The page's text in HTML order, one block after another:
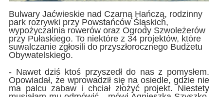
Bulwary Jaćwieskie nad Czarną Hańczą, rodzinny
park rozrywki przy Powstańców Śląskich,
wypożyczalnia rowerów oraz Ogrody Szwoleżerów
przy Pułaskiego. To niektóre z 34 projektów, które
suwalczanie zgłosili do przyszłorocznego Budżetu
Obywatelskiego.
- Nawet dziś ktoś przyszedł do nas z pomysłem.
Opowiadał, że wprowadził się na osiedle, gdzie nie
ma palcu zabaw i chciał złożyć projekt. Niestety